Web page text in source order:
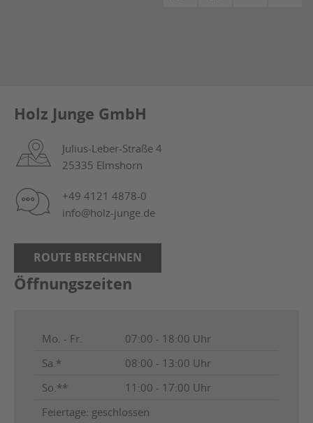
Holz Junge GmbH
Julius-Leber-Straße 4
25335 Elmshorn
+49 4121 4878-0
info@holz-junge.de
ROUTE BERECHNEN
Öffnungszeiten
Mo. - Fr.
07:00 - 18:00 Uhr
Sa.*
08:00 - 13:00 Uhr
So.**
11:00 - 17:00 Uhr
Feiertage: geschlossen